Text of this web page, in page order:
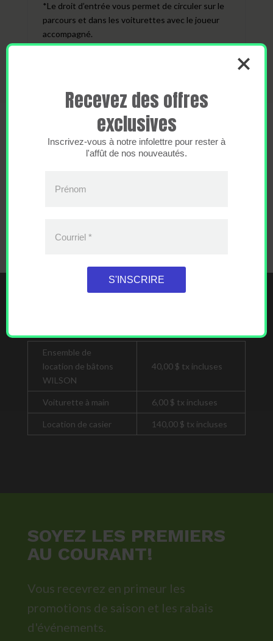
*Le droit d’entrée vous permet de circuler sur le
parcours et dans les voiturettes avec le joueur
accompagné.
Ensemble de
location de bâtons
WILSON
40,00 $ tx incluses
Voiturette à main 6,00 $ tx incluses
Location de casier 140,00 $ tx incluses
SOYEZ LES PREMIERS
AU COURANT!
Vous recevrez en primeur les
promotions de saison et les rabais
d'événements.
Recevez des offres
exclusives
Inscrivez-vous à notre infolettre pour rester à
l'affût de nos nouveautés.
Prénom
Courriel *
S'INSCRIRE